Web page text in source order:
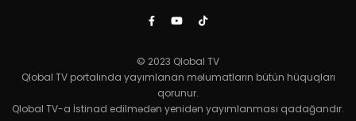
© 2023 Qlobal TV
Qlobal TV portalında yayımlanan məlumatların bütün hüquqları
qorunur.
Qlobal TV-a İstinad edilmədən yenidən yayımlanması qadağandır.